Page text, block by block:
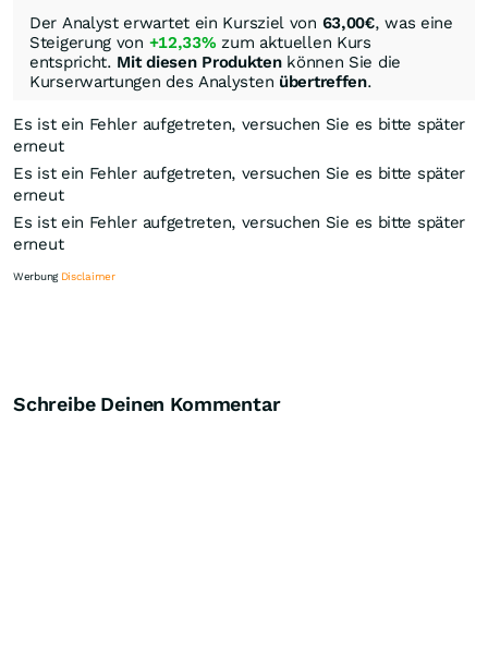
Der Analyst erwartet ein Kursziel von 63,00€, was eine
Steigerung von +12,33% zum aktuellen Kurs
entspricht. Mit diesen Produktenkönnen Sie die
Kurserwartungen des Analysten übertreffen.
Es ist ein Fehler aufgetreten, versuchen Sie es bitte später
erneut
Es ist ein Fehler aufgetreten, versuchen Sie es bitte später
erneut
Es ist ein Fehler aufgetreten, versuchen Sie es bitte später
erneut
Werbung Disclaimer
Schreibe Deinen Kommentar